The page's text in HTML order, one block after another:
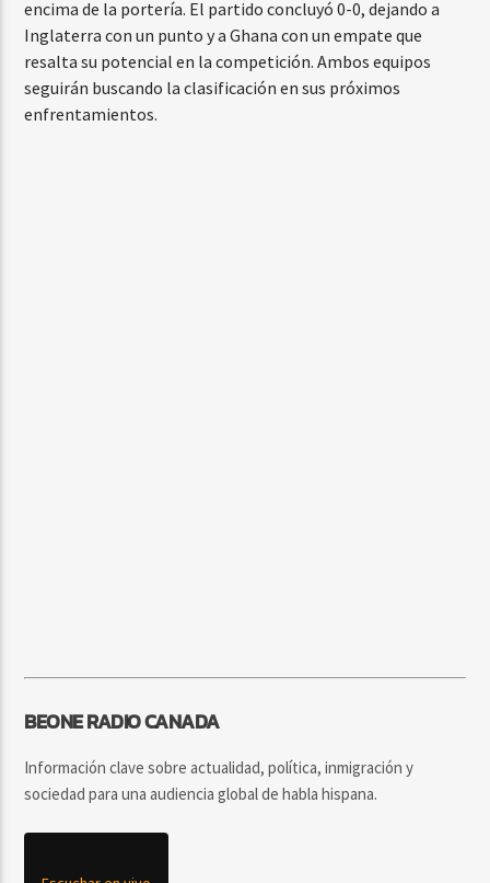
encima de la portería. El partido concluyó 0-0, dejando a
Inglaterra con un punto y a Ghana con un empate que
resalta su potencial en la competición. Ambos equipos
seguirán buscando la clasificación en sus próximos
enfrentamientos.
BEONE RADIO CANADA
Información clave sobre actualidad, política, inmigración y
sociedad para una audiencia global de habla hispana.